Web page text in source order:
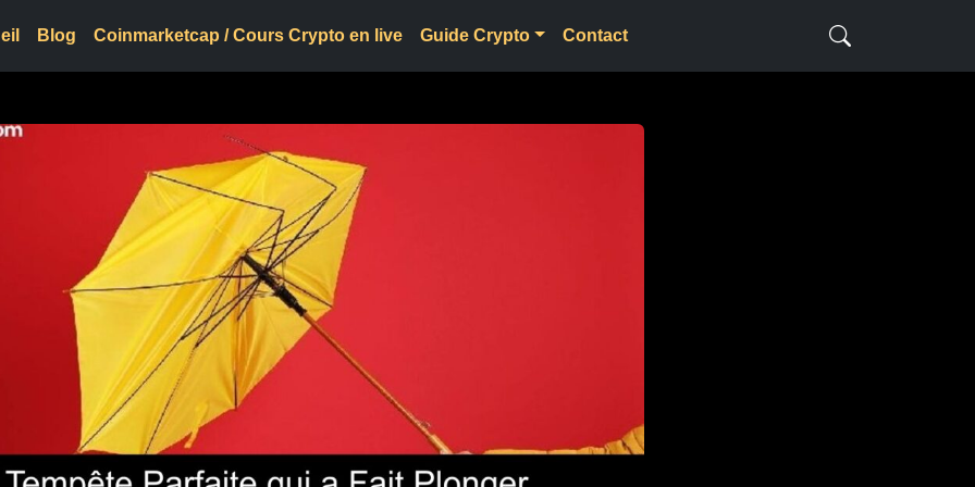
Blog Coinmarketcap / Cours Crypto en live Guide Crypto Contact